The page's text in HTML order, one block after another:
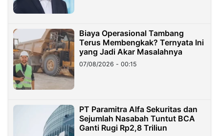
Biaya Operasional Tambang
Terus Membengkak? Ternyata Ini
yang Jadi Akar Masalahnya
07/08/2026 - 00:15
PT Paramitra Alfa Sekuritas dan
Sejumlah Nasabah Tuntut BCA
Ganti Rugi Rp2,8 Triliun